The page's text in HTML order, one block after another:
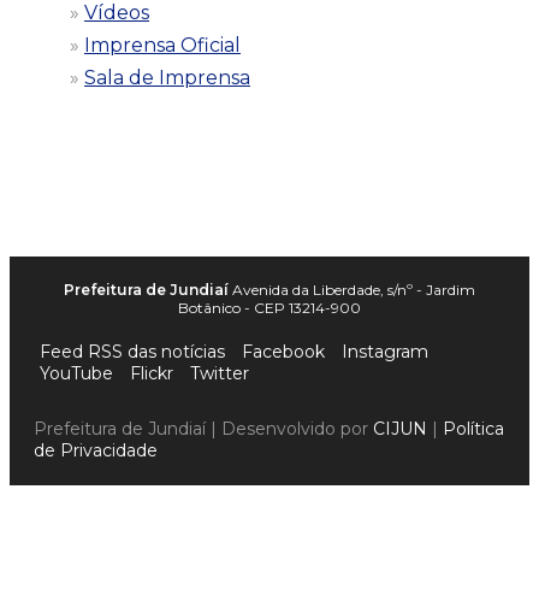
Vídeos
Imprensa Oficial
Sala de Imprensa
Prefeitura de Jundiaí Avenida da Liberdade, s/nº - Jardim
Botânico - CEP 13214-900
Feed RSS das notícias Facebook
Instagram
YouTube
Flickr Twitter
Prefeitura de Jundiaí | Desenvolvido por CIJUN | Política
de Privacidade